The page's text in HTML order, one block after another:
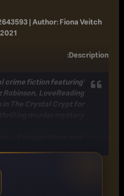
|Author:Fiona Veitch
2021
Description
:
crime fiction featuring
Robinson, LoveReading
The Crystal Crypt for
to investigate the